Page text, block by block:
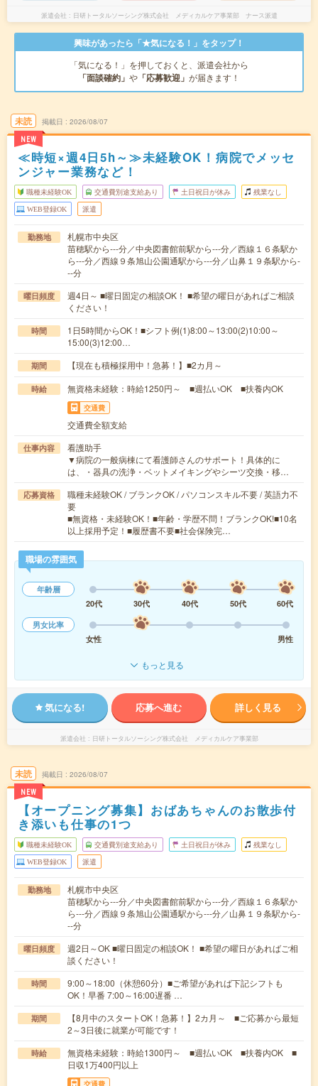
派遣会社 日研トータルソーシング株式会社 メディカルケア事業部 ナース派遣
興味があったら「★気になる！」をタップ！
「気になる！」を押しておくと、派遣会社から
「面談確約」 や 「応募歓迎」 が届きます！
未読
NEW
掲載日 2026/08/07
≪時短×週4日5h～≫未経験OK！病院でメッセ
ンジャー業務など！
職種未経験OK 交通費別途支給あり 土日祝日が休み 残業なし
WEB登録OK 派遣
勤務地
札幌市中央区
苗穂駅から---分／中央図書館前駅から---分／西線１６条駅か
ら---分／西線９条旭山公園通駅から---分／山鼻１９条駅から-
--分
曜日頻度
週4日～ ■曜日固定の相談OK！ ■希望の曜日があればご相談
ください！
時間
1日5時間からOK！■シフト例(1)8:00～13:00(2)10:00～
15:00(3)12:00…
期間 【現在も積極採用中！急募！】■2カ月～
時給 無資格未経験：時給1250円～ ■週払いOK ■扶養内OK
交通費
交通費全額支給
仕事内容
看護助手
▼病院の一般病棟にて看護師さんのサポート！具体的に
は、・器具の洗浄・ベットメイキングやシーツ交換・移…
応募資格
職種未経験OK / ブランクOK / パソコンスキル不要 / 英語力不
要
■無資格・未経験OK！■年齢・学歴不問！ブランクOK!■10名
以上採用予定！■履歴書不要■社会保険完…
職場の雰囲気
年齢層
20代
30代 40代 50代
60代
男女比率
女性
男性
もっと見る
気になる! 応募へ進む 詳しく見る
派遣会社 日研トータルソーシング株式会社 メディカルケア事業部
未読
NEW
掲載日 2026/08/07
【オープニング募集】おばあちゃんのお散歩付
き添いも仕事の1つ
職種未経験OK 交通費別途支給あり 土日祝日が休み 残業なし
WEB登録OK 派遣
勤務地
札幌市中央区
苗穂駅から---分／中央図書館前駅から---分／西線１６条駅か
ら---分／西線９条旭山公園通駅から---分／山鼻１９条駅から-
--分
曜日頻度
週2日～OK ■曜日固定の相談OK！ ■希望の曜日があればご相
談ください！
時間
9:00～18:00（休憩60分）■ご希望があれば下記シフトも
OK！早番 7:00～16:00遅番 …
期間
【8月中のスタートOK！急募！】2カ月～ ■ご応募から最短
2～3日後に就業が可能です！
時給
無資格未経験：時給1300円～ ■週払いOK ■扶養内OK ■
日収1万400円以上
交通費